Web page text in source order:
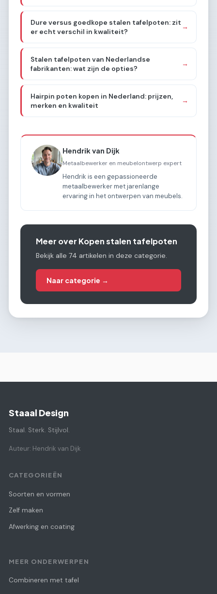
Dure versus goedkope stalen tafelpoten: zit
er echt verschil in kwaliteit?
→
Stalen tafelpoten van Nederlandse
fabrikanten: wat zijn de opties?
→
Hairpin poten kopen in Nederland: prijzen,
merken en kwaliteit
→
Hendrik van Dijk
Metaalbewerker en meubelontwerp expert
Hendrik is een gepassioneerde
metaalbewerker met jarenlange
ervaring in het ontwerpen van meubels.
Meer over Kopen stalen tafelpoten
Bekijk alle 74 artikelen in deze categorie.
Naar categorie →
Staaal Design
Staal. Sterk. Stijlvol.
Auteur: Hendrik van Dijk
CATEGORIEËN
Soorten en vormen
Zelf maken
Afwerking en coating
MEER ONDERWERPEN
Combineren met tafel